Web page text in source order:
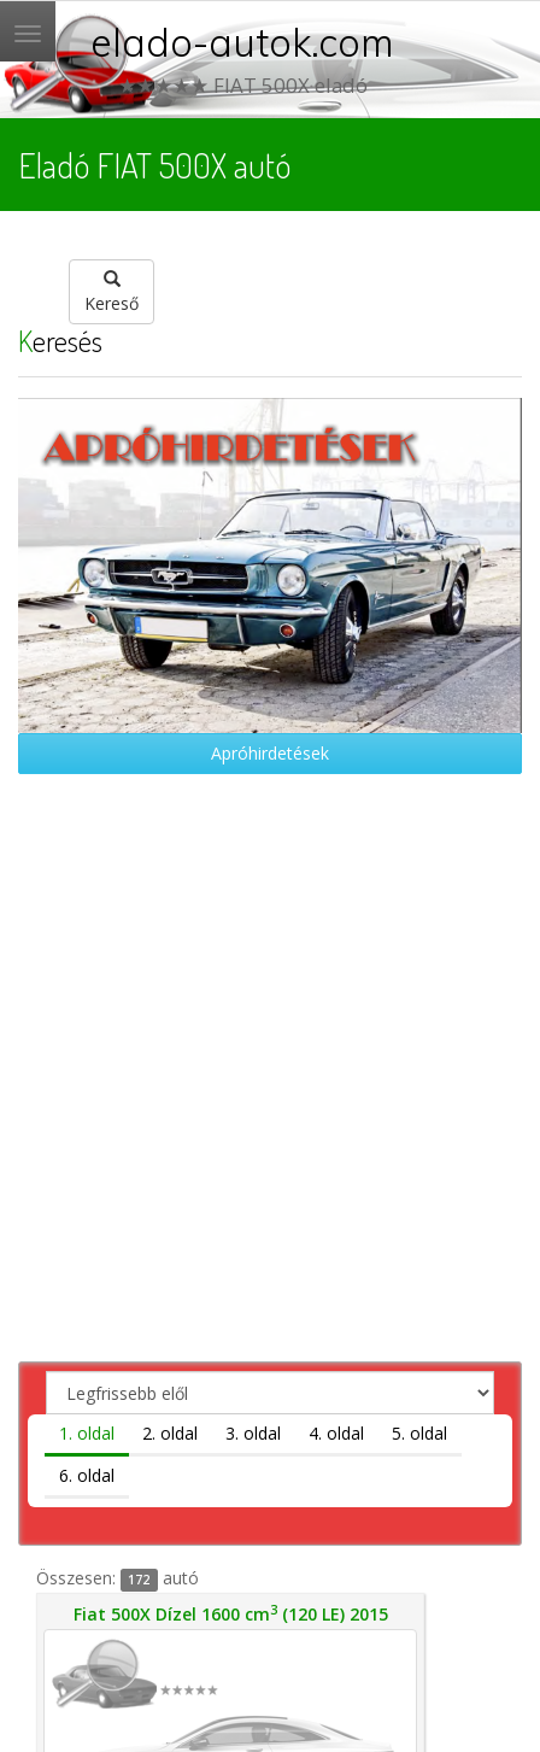
Menü elado-autok.com
★★★★★ FIAT 500X eladó
Eladó FIAT 500X autó
Kereső
Keresés
Apróhirdetések
1. oldal 2. oldal 3. oldal 4. oldal
5. oldal
6. oldal
Összesen: 172 autó
Fiat 500X Dízel 1600 cm3(120 LE) 2015